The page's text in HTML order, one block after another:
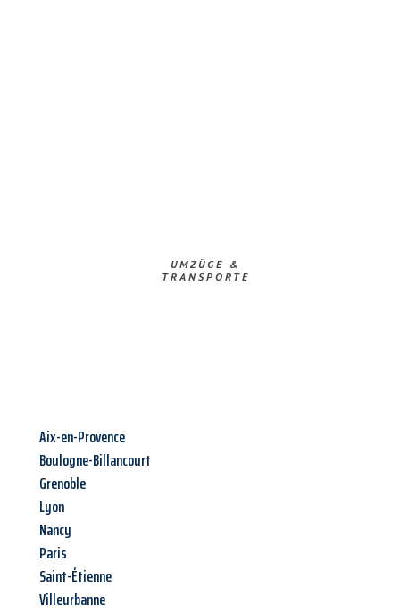
UMZÜGE &
TRANSPORTE
Aix-en-Provence
Boulogne-Billancourt
Grenoble
Lyon
Nancy
Paris
Saint-Étienne
Villeurbanne